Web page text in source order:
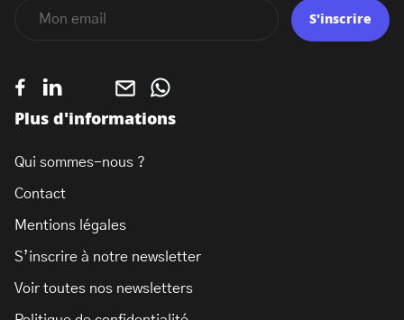
Plus d'informations
Qui sommes-nous ?
Contact
Mentions légales
S’inscrire à notre newsletter
Voir toutes nos newsletters
S'inscrire